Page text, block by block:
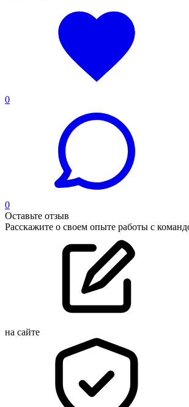
0
0
Оставьте отзыв
Расскажите о своем опыте работы с
на сайте